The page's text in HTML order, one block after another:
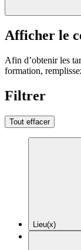
Afficher le
Afin d’obtenir les
formation,
Filtrer
Tout effacer
Lieu(x)